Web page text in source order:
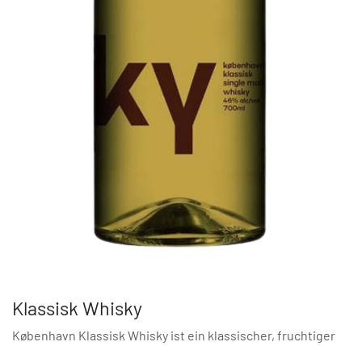
Klassisk Whisky
København Klassisk Whisky ist ein klassischer, fruchtiger